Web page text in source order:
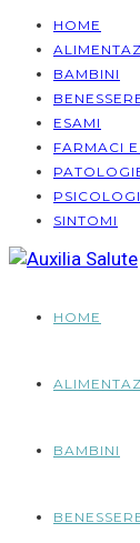
HOME
BAMBINI
ESAMI
FARMACI
SINTOMI
HOME
BAMBINI